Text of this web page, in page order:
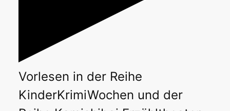
Vorlesen in der Reihe
KinderKrimiWochen und der